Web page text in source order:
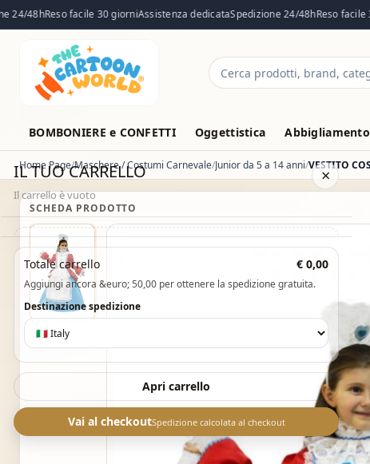
48hReso facile 30 giorniAssistenza dedicataSpedizione 24/48hReso facile
Cerca
BOMBONIERE e CONFETTI Oggettistica
IL TUO CARRELLO
Il carrello è vuoto
×
Il carrello è vuoto. Esplora il catalogo e aggiungi i prodotti che
Vai al catalogo
Totale carrello € 0,00
Aggiungi ancora &euro; 50,00 per ottenere la spedizione gratuita.
Destinazione spedizione
Apri carrello
Vai al checkoutSpedizione calcolata al checkout
Home Page Maschere / Costumi Carnevale Junior da 5 a 14 anni
SCHEDA PRODOTTO